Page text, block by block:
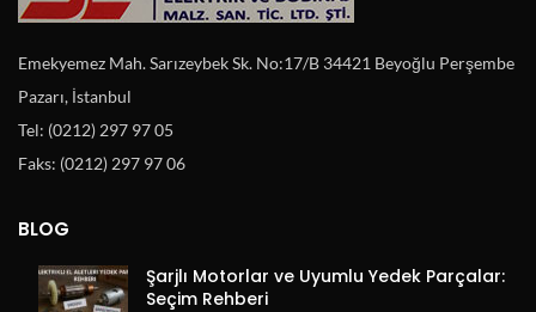
Emekyemez Mah. Sarızeybek Sk. No:17/B 34421 Beyoğlu Perşembe
Pazarı, İstanbul
Tel: (0212) 297 97 05
Faks: (0212) 297 97 06
BLOG
Şarjlı Motorlar ve Uyumlu Yedek Parçalar:
Seçim Rehberi